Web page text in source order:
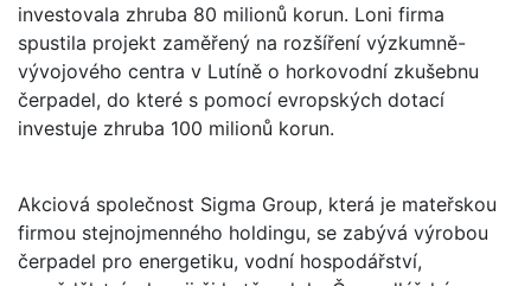
investovala zhruba 80 milionů korun. Loni firma
spustila projekt zaměřený na rozšíření výzkumně-
vývojového centra v Lutíně o horkovodní zkušebnu
čerpadel, do které s pomocí evropských dotací
investuje zhruba 100 milionů korun.
Akciová společnost Sigma Group, která je mateřskou
firmou stejnojmenného holdingu, se zabývá výrobou
čerpadel pro energetiku, vodní hospodářství,